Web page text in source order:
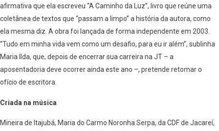
afirmativa que ela escreveu “A Caminho da Luz”, livro que reúne uma
coletânea de textos que “passam a limpo” a história da autora, como
ela mesma diz. A obra foi lançada de forma independente em 2003.
“Tudo em minha vida vem como um desafio, para eu ir além”, sublinha
Maria Ilda, que, depois de encerrar sua carreira na JT – a
aposentadoria deve ocorrer ainda este ano –, pretende retomar o
ofício de escritora.
Criada na música
Mineira de Itajubá, Maria do Carmo Noronha Serpa, da CDF de Jacareí,